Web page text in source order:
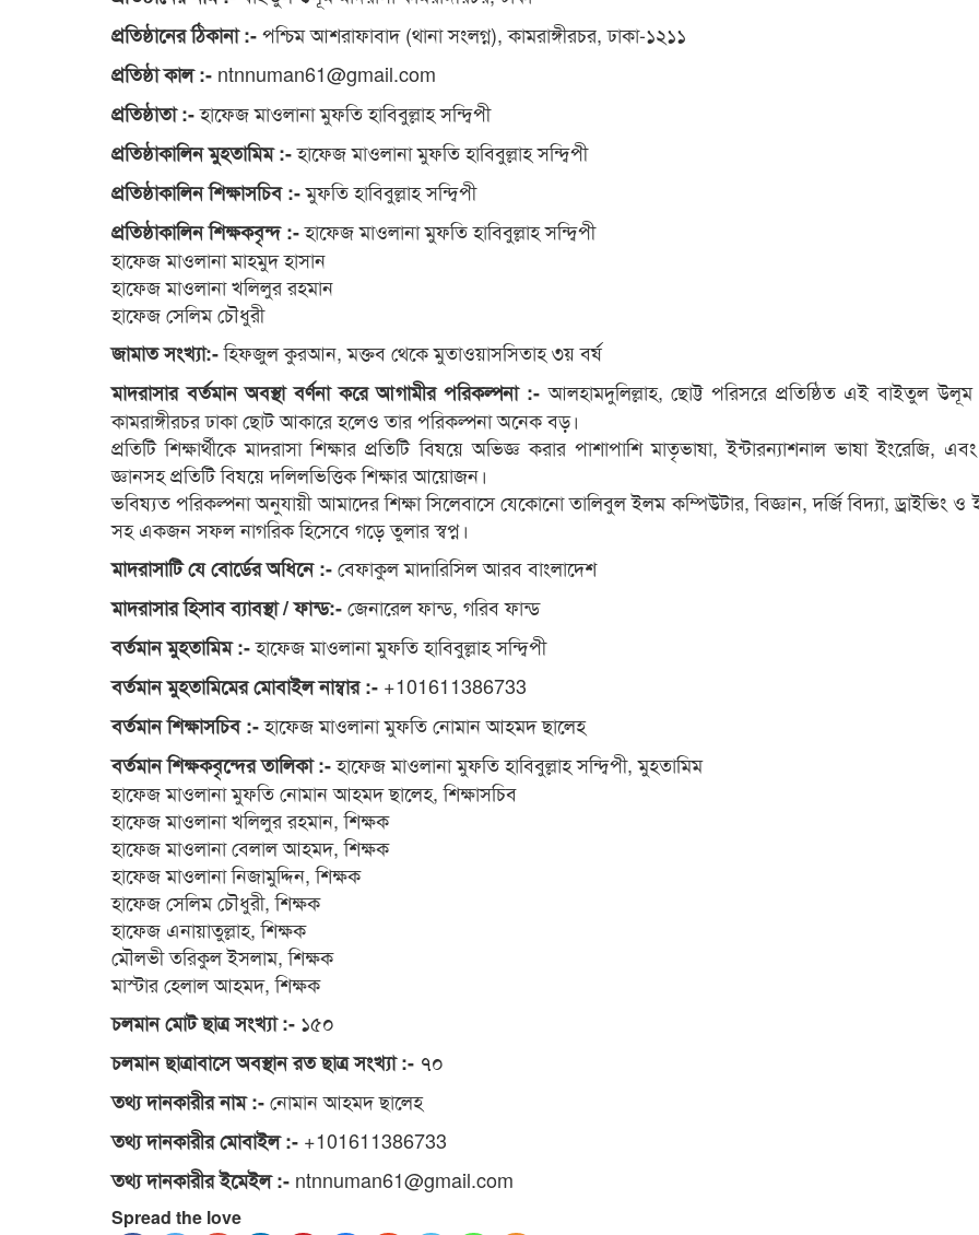
প্রতিষ্ঠানের ঠিকানা :-পশ্চিম আশরাফাবাদ (থানা সংলগ্ন), কামরাঙ্গীরচর, ঢাকা-১২১১
প্রতিষ্ঠা কাল :- ntnnuman61@gmail.com
প্রতিষ্ঠাতা :-হাফেজ মাওলানা মুফতি হাবিবুল্লাহ সন্দ্বিপী
প্রতিষ্ঠাকালিন মুহতামিম :-হাফেজ মাওলানা মুফতি হাবিবুল্লাহ সন্দ্বিপী
প্রতিষ্ঠাকালিন শিক্ষাসচিব :-মুফতি হাবিবুল্লাহ সন্দ্বিপী
প্রতিষ্ঠাকালিন শিক্ষকবৃন্দ :-হাফেজ মাওলানা মুফতি হাবিবুল্লাহ সন্দ্বিপী
হাফেজ মাওলানা মাহমুদ হাসান
হাফেজ মাওলানা খলিলুর রহমান
হাফেজ সেলিম চৌধুরী
জামাত সংখ্যা:-হিফজুল কুরআন, মক্তব থেকে মুতাওয়াসসিতাহ ৩য় বর্ষ
মাদরাসার বর্তমান অবস্থা বর্ণনা করে আগামীর পরিকল্পনা :-আলহামদুলিল্লাহ, ছোট্ট পরিসরে প্রতিষ্ঠিত এই বাইতুল উলূম
কামরাঙ্গীরচর ঢাকা ছোট আকারে হলেও তার পরিকল্পনা অনেক বড়।
প্রতিটি শিক্ষার্থীকে মাদরাসা শিক্ষার প্রতিটি বিষয়ে অভিজ্ঞ করার পাশাপাশি মাতৃভাষা, ইন্টারন্যাশনাল ভাষা ইংরেজি,
জ্ঞানসহ প্রতিটি বিষয়ে দলিলভিত্তিক শিক্ষার আয়োজন।
ভবিষ্যত পরিকল্পনা অনুযায়ী আমাদের শিক্ষা সিলেবাসে যেকোনো তালিবুল ইলম কম্পিউটার, বিজ্ঞান, দর্জি বিদ্যা, ড্রাইভিং ও
সহ একজন সফল নাগরিক হিসেবে গড়ে তুলার স্বপ্ন।
মাদরাসাটি যে বোর্ডের অধিনে :-বেফাকুল মাদারিসিল আরব বাংলাদেশ
মাদরাসার হিসাব ব্যাবস্থা / ফান্ড:-জেনারেল ফান্ড, গরিব ফান্ড
বর্তমান মুহতামিম :-হাফেজ মাওলানা মুফতি হাবিবুল্লাহ সন্দ্বিপী
বর্তমান মুহতামিমের মোবাইল নাম্বার :- +101611386733
বর্তমান শিক্ষাসচিব :-হাফেজ মাওলানা মুফতি নোমান আহমদ ছালেহ
বর্তমান শিক্ষকবৃন্দের তালিকা :-হাফেজ মাওলানা মুফতি হাবিবুল্লাহ সন্দ্বিপী, মুহতামিম
হাফেজ মাওলানা মুফতি নোমান আহমদ ছালেহ, শিক্ষাসচিব
হাফেজ মাওলানা খলিলুর রহমান, শিক্ষক
হাফেজ মাওলানা বেলাল আহমদ, শিক্ষক
হাফেজ মাওলানা নিজামুদ্দিন, শিক্ষক
হাফেজ সেলিম চৌধুরী, শিক্ষক
হাফেজ এনায়াতুল্লাহ, শিক্ষক
মৌলভী তরিকুল ইসলাম, শিক্ষক
মাস্টার হেলাল আহমদ, শিক্ষক
চলমান মোট ছাত্র সংখ্যা :- ১৫০
চলমান ছাত্রাবাসে অবস্থান রত ছাত্র সংখ্যা :- ৭০
তথ্য দানকারীর নাম :-নোমান আহমদ ছালেহ
তথ্য দানকারীর মোবাইল :- +101611386733
তথ্য দানকারীর ইমেইল :- ntnnuman61@gmail.com
Spread the love